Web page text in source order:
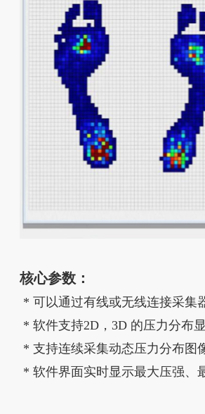
核心参数：
* 可以通过有线或无线连接采集
* 软件支持2D，3D 的压力分布
* 支持连续采集动态压力分布图
* 软件界面实时显示最大压强、